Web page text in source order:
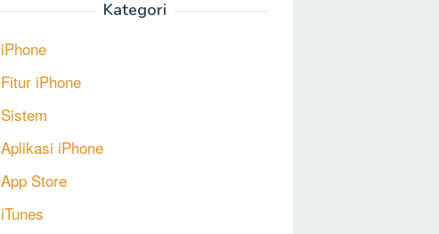
Kategori
iPhone
Fitur iPhone
Sistem
Aplikasi iPhone
App Store
iTunes